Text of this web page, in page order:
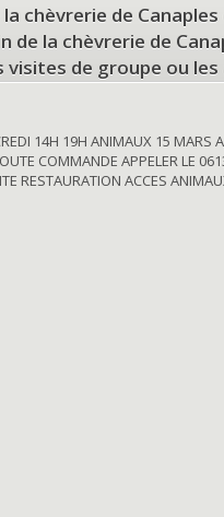
la chèvrerie de
de la chèvrerie de
visites de groupe ou
14H 19H ANIMAUX 15 MARS
COMMANDE APPELER LE
RESTAURATION ACCES